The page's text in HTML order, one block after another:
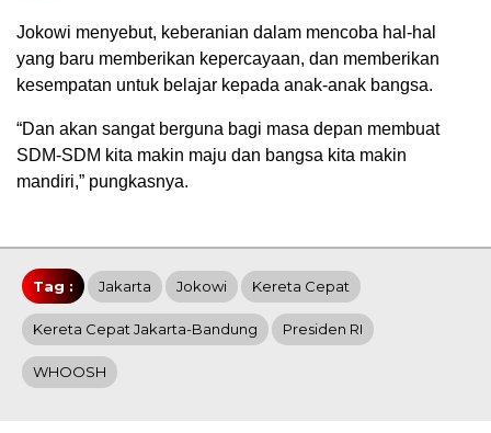
Jokowi menyebut, keberanian dalam mencoba hal-hal
yang baru memberikan kepercayaan, dan memberikan
kesempatan untuk belajar kepada anak-anak bangsa.
“Dan akan sangat berguna bagi masa depan membuat
SDM-SDM kita makin maju dan bangsa kita makin
mandiri,” pungkasnya.
Tag : Jakarta Jokowi Kereta Cepat
Kereta Cepat Jakarta-Bandung Presiden RI
WHOOSH